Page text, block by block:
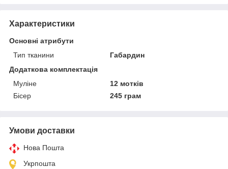
Характеристики
Основні атрибути
Тип тканини
Габардин
Додаткова комплектація
Муліне
12 мотків
Бісер
245 грам
Умови доставки
Нова Пошта
Укрпошта